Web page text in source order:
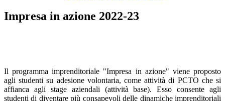
Impresa in azione 2022-23
Il programma imprenditoriale "Impresa in azione" viene proposto
agli studenti su adesione volontaria, come attività di PCTO che si
affianca agli stage aziendali (attività base). Esso consente agli
studenti di diventare più consapevoli delle dinamiche imprenditoriali